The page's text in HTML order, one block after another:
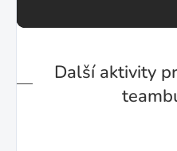
Další aktivity